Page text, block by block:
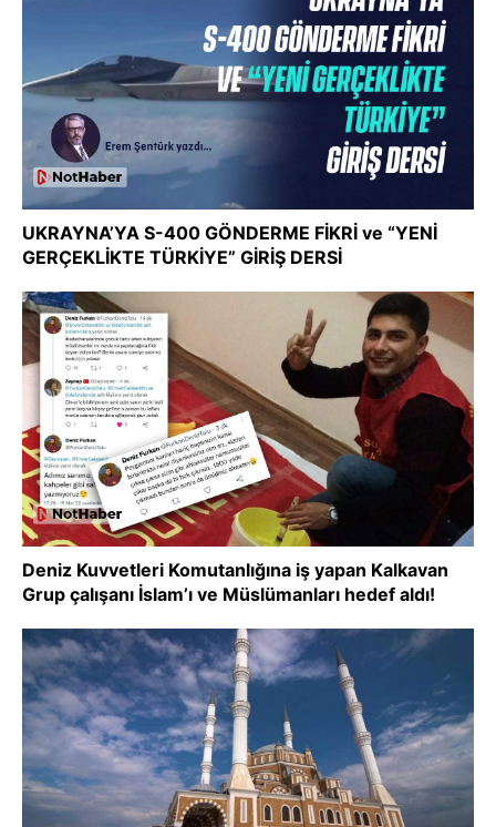
UKRAYNA’YA S-400 GÖNDERME FİKRİ ve “YENİ
GERÇEKLİKTE TÜRKİYE” GİRİŞ DERSİ
Deniz Kuvvetleri Komutanlığına iş yapan Kalkavan
Grup çalışanı İslam’ı ve Müslümanları hedef aldı!